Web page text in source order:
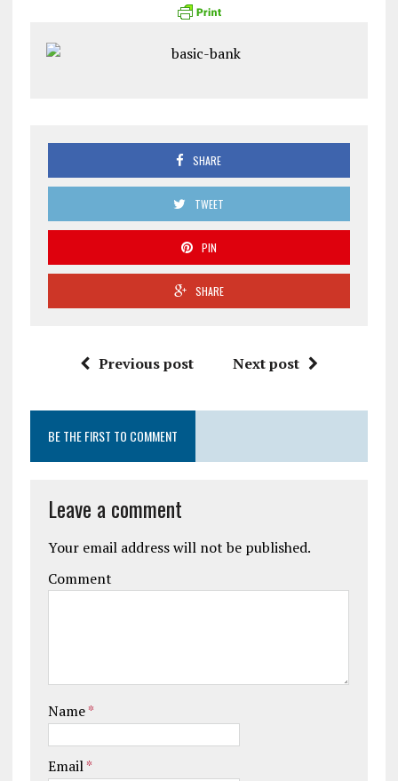
SHARE
TWEET
PIN
SHARE
Previous post Next post
BE THE FIRST TO COMMENT
Leave a comment
Your email address will not be published.
Comment
Name*
Email*